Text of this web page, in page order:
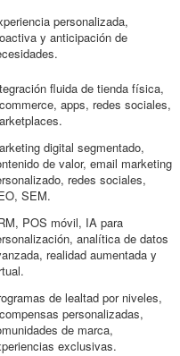
personalizada,
y anticipación de
fluida de tienda física,
apps, redes sociales,
digital segmentado,
de valor, email marketing
redes sociales,
SEM.
POS móvil, IA para
analítica de datos
realidad aumentada y
de lealtad por niveles,
personalizadas,
de marca,
exclusivas.